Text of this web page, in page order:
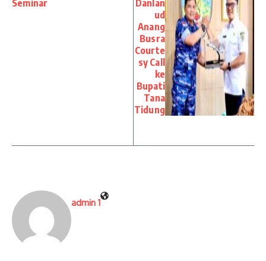
Seminar
Danlan
ud
Anang
Busra
Courte
sy Call
ke
Bupati
Tana
Tidung
admin 1